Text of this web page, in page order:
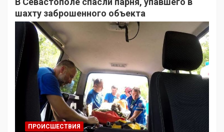
шахту заброшенного объекта
ПРОИСШЕСТВИЯ